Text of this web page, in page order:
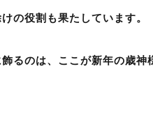
の役割も果たしています。
るのは、ここが新年の歳